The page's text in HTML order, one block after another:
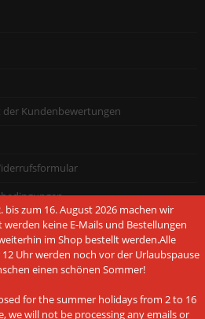
bis zum 16. August 2026 machen wir
keine E-Mails und Bestellungen
im Shop bestellt werden.Alle
Uhr werden noch vor der Urlaubspause
einen schönen Sommer!
for the summer holidays from 2 to 16
we will not be processing any emails or
Kundenbewertungen